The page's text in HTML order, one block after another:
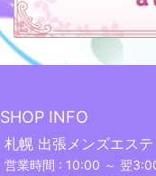
SHOP INFO
札幌 出張メンズエス
営業時間 : 10:00 ～ 翌